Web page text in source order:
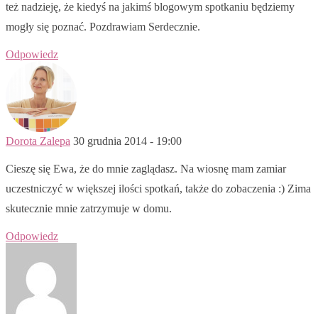
też nadzieję, że kiedyś na jakimś blogowym spotkaniu będziemy
mogły się poznać. Pozdrawiam Serdecznie.
Odpowiedz
Dorota Zalepa 30 grudnia 2014 - 19:00
Cieszę się Ewa, że do mnie zaglądasz. Na wiosnę mam zamiar
uczestniczyć w większej ilości spotkań, także do zobaczenia :) Zima
skutecznie mnie zatrzymuje w domu.
Odpowiedz